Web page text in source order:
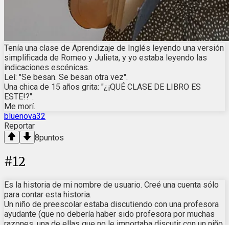
Tenía una clase de Aprendizaje de Inglés leyendo una versión
simplificada de Romeo y Julieta, y yo estaba leyendo las
indicaciones escénicas.
Leí: "Se besan. Se besan otra vez".
Una chica de 15 años grita: "¿¡QUÉ CLASE DE LIBRO ES
ESTE!?".
Me morí.
bluenova32
Reportar
8puntos
#12
Es la historia de mi nombre de usuario. Creé una cuenta sólo
para contar esta historia.
Un niño de preescolar estaba discutiendo con una profesora
ayudante (que no debería haber sido profesora por muchas